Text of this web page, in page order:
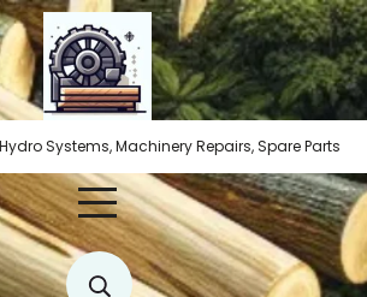
Systems, Machinery Repairs, Spare Parts